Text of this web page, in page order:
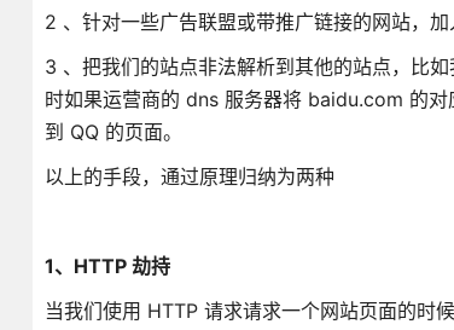
2 、针对一些广告联盟或带推广链接的网站，加
3 、把我们的站点非法解析到其他的站点，比
时如果运营商的 dns 服务器将 baidu.com 的
到 QQ 的页面。
以上的手段，通过原理归纳为两种
1、HTTP 劫持
当我们使用 HTTP 请求请求一个网站页面的时